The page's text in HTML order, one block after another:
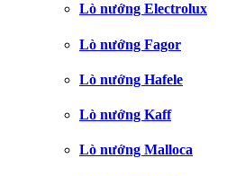
Lò nướng Electrolux
Lò nướng Fagor
Lò nướng Hafele
Lò nướng Kaff
Lò nướng Malloca